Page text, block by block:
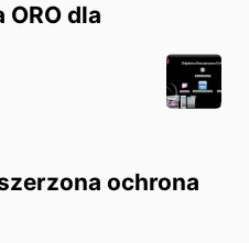
dla
ochrona